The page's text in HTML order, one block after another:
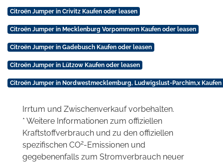
Citroën Jumper in Crivitz Kaufen oder leasen
Citroën Jumper in Mecklenburg Vorpommern Kaufen oder leasen
Citroën Jumper in Gadebusch Kaufen oder leasen
Citroën Jumper in Lützow Kaufen oder leasen
Citroën Jumper in Nordwestmecklemburg, Ludwigslust-Parchim,x Kaufen
Irrtum und Zwischenverkauf vorbehalten.
* Weitere Informationen zum offiziellen
Kraftstoffverbrauch und zu den offiziellen
spezifischen CO2-Emissionen und
gegebenenfalls zum Stromverbrauch neuer